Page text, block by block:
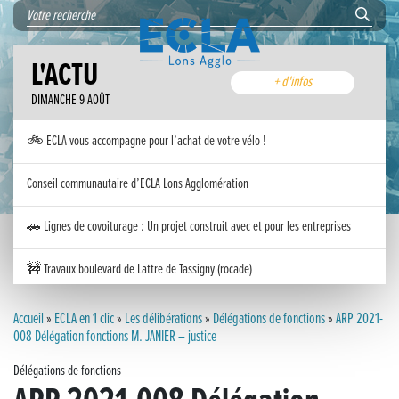
L'ACTU
DIMANCHE 9 AOÛT
+ d'infos
🚲 ECLA vous accompagne pour l’achat de votre vélo !
Conseil communautaire d’ECLA Lons Agglomération
🚗 Lignes de covoiturage : Un projet construit avec et pour les entreprises
🚧 Travaux boulevard de Lattre de Tassigny (rocade)
Inauguration nouvelle station d’épuration (STEP) de Trenal
Accueil» ECLA en 1 clic» Les délibérations» Délégations de fonctions»ARP 2021-
008 Délégation fonctions M. JANIER – justice
Délégations de fonctions